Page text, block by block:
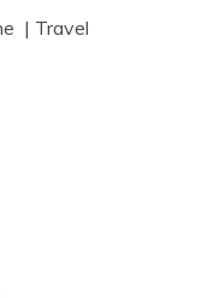
| Travel